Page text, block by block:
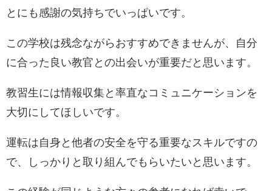
とにも感謝の気持ちでいっぱいです。
この学校は残念ながらおすすめできませんが、自分
に合った良い教官との出会いが重要だと思います。
教習生には情報収集と率直なコミュニケーションを
大切にしてほしいです。
運転は自身と他者の安全を守る重要なスキルですの
で、しっかりと取り組んでもらいたいと思います。